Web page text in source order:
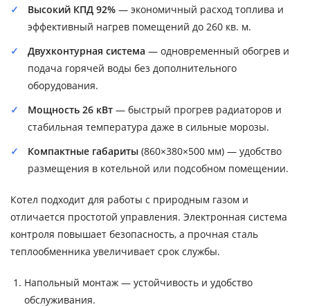
Высокий КПД 92% — экономичный расход топлива и
эффективный нагрев помещений до 260 кв. м.
Двухконтурная система — одновременный обогрев и
подача горячей воды без дополнительного
оборудования.
Мощность 26 кВт — быстрый прогрев радиаторов и
стабильная температура даже в сильные морозы.
Компактные габариты (860×380×500 мм) — удобство
размещения в котельной или подсобном помещении.
Котел подходит для работы с природным газом и
отличается простотой управления. Электронная система
контроля повышает безопасность, а прочная сталь
теплообменника увеличивает срок службы.
Напольный монтаж — устойчивость и удобство
обслуживания.